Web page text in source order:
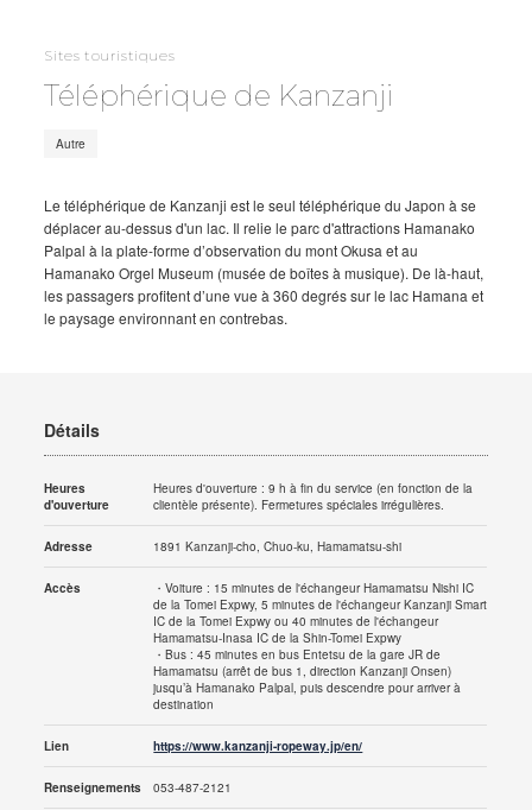
Sites touristiques
Téléphérique de Kanzanji
Autre
Le téléphérique de Kanzanji est le seul téléphérique du Japon à se
déplacer au-dessus d'un lac. Il relie le parc d'attractions Hamanako
Palpal à la plate-forme d’observation du mont Okusa et au
Hamanako Orgel Museum (musée de boîtes à musique). De là-haut,
les passagers profitent d’une vue à 360 degrés sur le lac Hamana et
le paysage environnant en contrebas.
Détails
Heures
d'ouverture
Heures d'ouverture : 9 h à fin du service (en fonction de la
clientèle présente). Fermetures spéciales irrégulières.
Adresse 1891 Kanzanji-cho, Chuo-ku, Hamamatsu-shi
Accès
・Voiture : 15 minutes de l'échangeur Hamamatsu Nishi IC
de la Tomei Expwy, 5 minutes de l'échangeur Kanzanji Smart
IC de la Tomei Expwy ou 40 minutes de l'échangeur
Hamamatsu-Inasa IC de la Shin-Tomei Expwy
・Bus : 45 minutes en bus Entetsu de la gare JR de
Hamamatsu (arrêt de bus 1, direction Kanzanji Onsen)
jusqu’à Hamanako Palpal, puis descendre pour arriver à
destination
Lien https://www.kanzanji-ropeway.jp/en/
Renseignements 053-487-2121